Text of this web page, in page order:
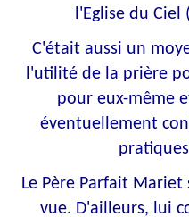
l'Eglise du
C'était aussi un
l'utilité de la prière
pour eux-même
éventuellement
Le Père Parfait
vue. D'ailleurs, lui